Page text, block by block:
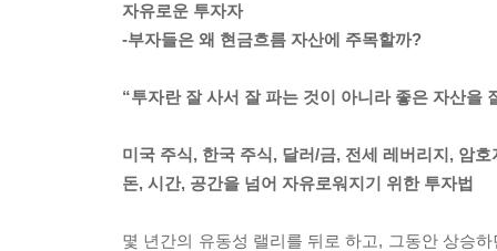
자유로운 투자자
-부자들은 왜 현금흐름 자산에 주목할까?
“투자란 잘 사서 잘 파는 것이 아니라 좋은 자산을
미국 주식, 한국 주식, 달러/금, 전세 레버리지, 암호
돈, 시간, 공간을 넘어 자유로워지기 위한 투자법
몇 년간의 유동성 랠리를 뒤로 하고, 그동안 상승